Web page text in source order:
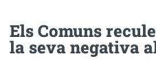
Els Comuns
la seva negativa